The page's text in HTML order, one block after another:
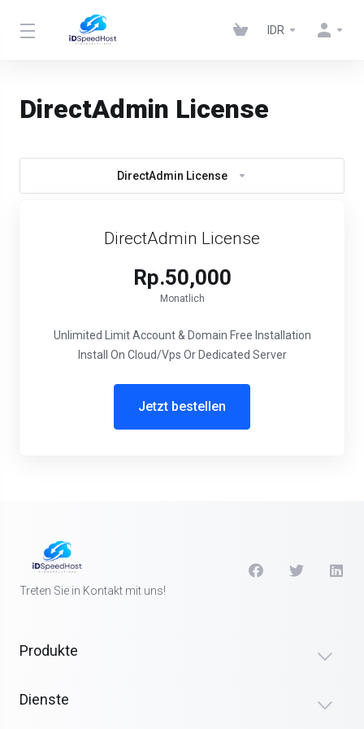
IDR
DirectAdmin License
DirectAdmin License
DirectAdmin License
Rp.50,000
Monatlich
Unlimited Limit Account & Domain Free Installation
Install On Cloud/Vps Or Dedicated Server
Jetzt bestellen
Treten Sie in Kontakt mit uns!
Produkte
Dienste